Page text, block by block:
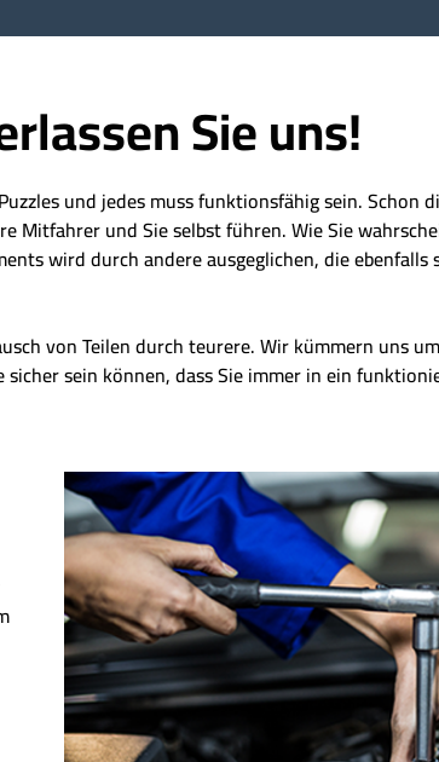
Sie uns!
und jedes muss funktionsfähig sein. Schon
und Sie selbst führen. Wie Sie
wird durch andere ausgeglichen, die
von Teilen durch teurere. Wir kümmern uns
sein können, dass Sie immer in ein